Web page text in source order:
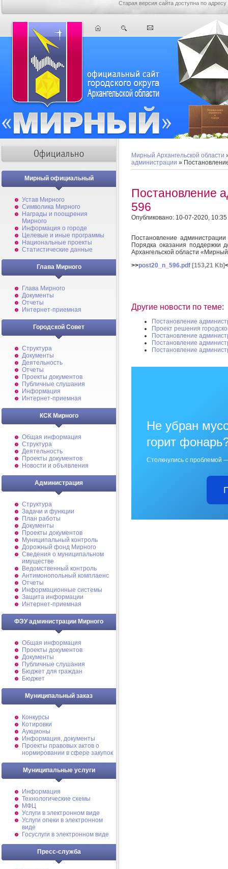
Старая версия сайта доступна по адресу
Мирный официальный
Устав Мирного
Символика Мирного
Награды и поощрения
Мирного
Информация о городе
Целевые и иные программы
Национальные проекты
Статистические данные
Глава Мирного
Глава Мирного
Документы
Отчеты
Интернет-приемная
Городской Совет
Структура
Документы
Деятельность
Отчеты
Проекты документов
Публичные слушания
Информация
Интернет-приемная
КСК Мирного
Общая информация
Структура
Деятельность
Проекты документов
Новости и объявления
Администрация
Структура
Задачи и функции
План работы
Документы
Проекты документов
Муниципальный контроль
Дорожный фонд Мирного
Cведения о муниципальном
имуществе
Ведомственный контроль
Антимонопольный комплаенс
Отчеты
Информационные системы
Защита информации
Интернет-приемная
ФЭУ администрации Мирного
Общая информация
Проекты документов
Документы
Публичные слушания
Бюджет для граждан
Бюджет
Муниципальный заказ
Конкурсы
Котировки
Аукционы
Информация, документы
Проекты правовых актов о
нормировании в сфере закупок
Муниципальные услуги
Информация
Технологические схемы
МФЦ
Услуги в электронном виде
Услуги опеки в электронном
виде
Госуслуги в электронном виде
Пресс-служба
Мирный Архангельской области
администрации »
Постановление
596
Опубликовано: 10-07-2020, 10:35
Постановление
Порядка оказания поддержки
Архангельской области
>>post20_n_596.pdf [153,21 Kb]
Другие новости по теме:
Постановление
Проект решения
Постановление
Постановление
Постановление
Не убран
горит
Столкнулись с проблемой